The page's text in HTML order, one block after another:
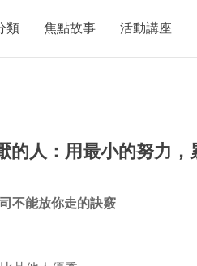
類 焦點故事 活動講座
的人：用最小的努力，
不能放你走的訣竅